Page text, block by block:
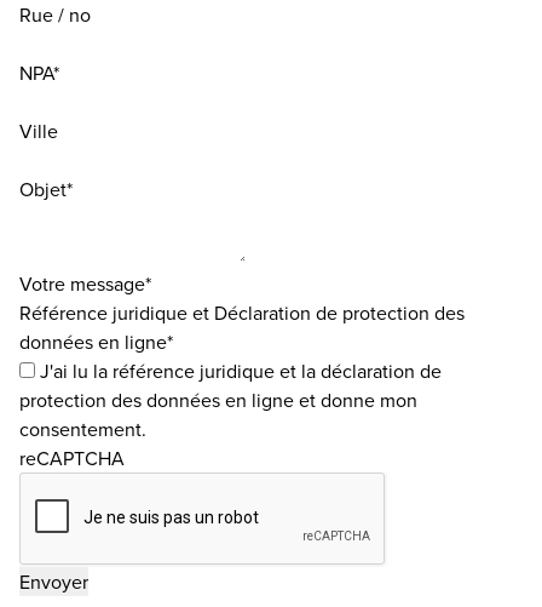
Rue / no
NPA*
Ville
Objet*
Votre message*
Référence juridique et Déclaration de protection des
données en ligne*
J'ai lu la référence juridiqueet ladéclaration de
protection des données en ligneet donne mon
consentement.
reCAPTCHA